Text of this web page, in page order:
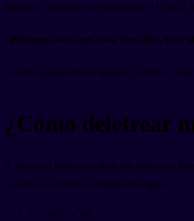
Ejemplo completo con el número +1 (212)
"Plus one, two, one, two, five, five, five,
Con las pausas en los lugares correctos,
¿Cómo deletrear
A veces no basta con decir los números.
usando su nombre completo en inglés:
0 = "zero" o "oh"